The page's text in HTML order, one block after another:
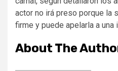
actor no irá preso porque la
firme y puede apelarla a una
About The